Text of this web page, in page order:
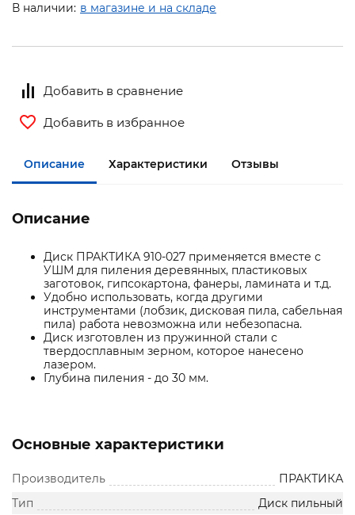
В наличии: в магазине и на складе
Добавить в сравнение
Добавить в избранное
Описание Характеристики Отзывы
Описание
Диск ПРАКТИКА 910-027 применяется вместе с
УШМ для пиления деревянных, пластиковых
заготовок, гипсокартона, фанеры, ламината и т.д.
Удобно использовать, когда другими
инструментами (лобзик, дисковая пила, сабельная
пила) работа невозможна или небезопасна.
Диск изготовлен из пружинной стали с
твердосплавным зерном, которое нанесено
лазером.
Глубина пиления - до 30 мм.
Основные характеристики
Производитель
ПРАКТИКА
Тип
Диск пильный